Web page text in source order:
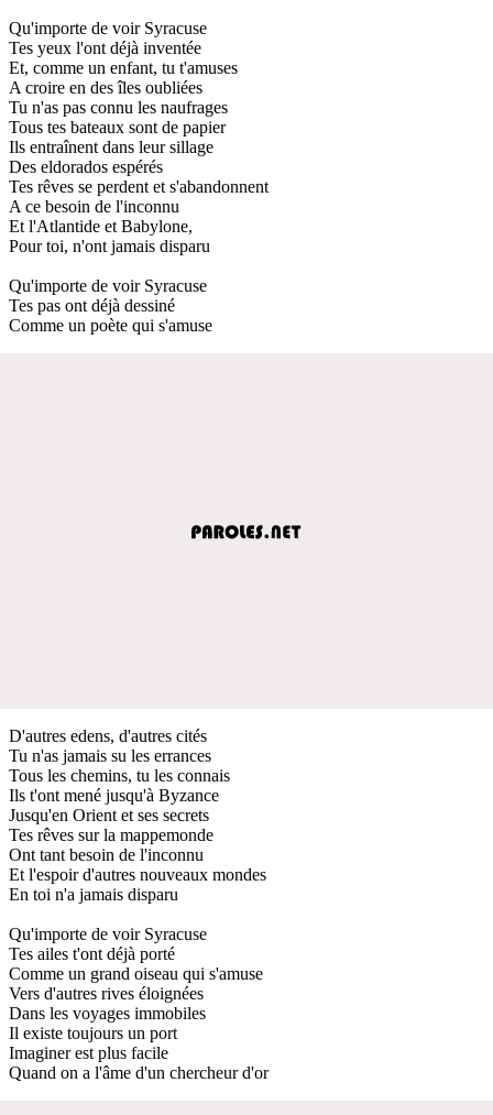
Qu'importe de voir Syracuse
Tes yeux l'ont déjà inventée
Et, comme un enfant, tu t'amuses
A croire en des îles oubliées
Tu n'as pas connu les naufrages
Tous tes bateaux sont de papier
Ils entraînent dans leur sillage
Des eldorados espérés
Tes rêves se perdent et s'abandonnent
A ce besoin de l'inconnu
Et l'Atlantide et Babylone,
Pour toi, n'ont jamais disparu
Qu'importe de voir Syracuse
Tes pas ont déjà dessiné
Comme un poète qui s'amuse
D'autres edens, d'autres cités
Tu n'as jamais su les errances
Tous les chemins, tu les connais
Ils t'ont mené jusqu'à Byzance
Jusqu'en Orient et ses secrets
Tes rêves sur la mappemonde
Ont tant besoin de l'inconnu
Et l'espoir d'autres nouveaux mondes
En toi n'a jamais disparu
Qu'importe de voir Syracuse
Tes ailes t'ont déjà porté
Comme un grand oiseau qui s'amuse
Vers d'autres rives éloignées
Dans les voyages immobiles
Il existe toujours un port
Imaginer est plus facile
Quand on a l'âme d'un chercheur d'or